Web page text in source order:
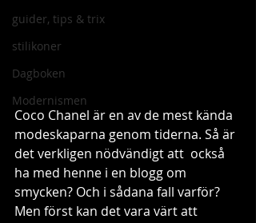
guider, tips & trix
stilikoner
Dagboken
Modernismen
Coco Chanel är en av de mest kända
modeskaparna genom tiderna. Så är
det verkligen nödvändigt att  också
ha med henne i en blogg om
smycken? Och i sådana fall varför?
Men först kan det vara värt att